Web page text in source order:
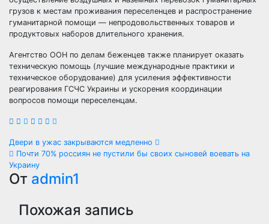
грузов к местам проживания переселенцев и распространение
гуманитарной помощи — непродовольственных товаров и
продуктовых наборов длительного хранения.
Агентство ООН по делам беженцев также планирует оказать
техническую помощь (лучшие международные практики и
техническое оборудование) для усиления эффективности
реагирования ГСЧС Украины и ускорения координации
вопросов помощи переселенцам.
Навигация
по
записям
Двери в ужас закрываются медленно
Почти 70% россиян не пустили бы своих сыновей воевать на
Украину
От admin1
Похожая запись